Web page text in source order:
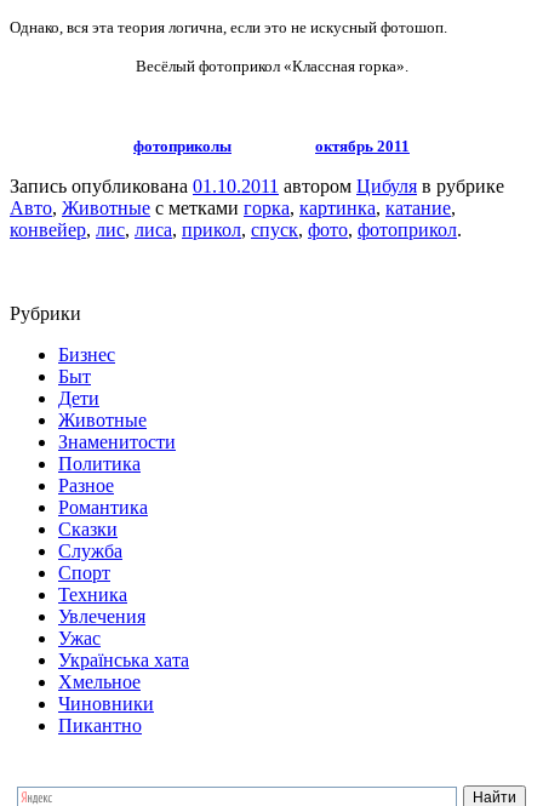
Однако, вся эта теория логична, если это не искусный фотошоп.
Весёлый фотоприкол «Классная горка».
фотоприколы октябрь 2011
Запись опубликована 01.10.2011 автором Цибуля в рубрике
Авто, Животные с метками горка, картинка, катание,
конвейер, лис, лиса, прикол, спуск, фото, фотоприкол.
Рубрики
Бизнес
Быт
Дети
Животные
Знаменитости
Политика
Разное
Романтика
Сказки
Служба
Спорт
Техника
Увлечения
Ужас
Українська хата
Хмельное
Чиновники
Пикантно